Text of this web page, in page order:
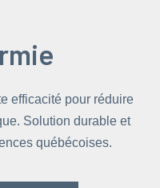
efficacité pour réduire
Solution durable et
québécoises.